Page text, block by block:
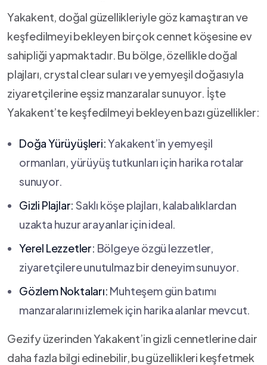
Yakakent, doğal güzellikleriyle göz kamaştıran ve⁢
keşfedilmeyi bekleyen birçok cennet köşesine ev
sahipliği yapmaktadır. Bu bölge, özellikle⁤ doğal
plajları,‍ crystal clear suları ‍ve yemyeşil doğasıyla
ziyaretçilerine eşsiz manzaralar sunuyor. İşte
Yakakent’te keşfedilmeyi bekleyen ‌bazı güzellikler:
Doğa​ Yürüyüşleri:Yakakent’in yemyeşil⁢
ormanları, yürüyüş tutkunları için ​harika rotalar
sunuyor.
Gizli Plajlar: Saklı köşe plajları, ‍kalabalıklardan
uzakta huzur arayanlar için ‍ideal.
Yerel Lezzetler: Bölgeye özgü lezzetler,
ziyaretçilere unutulmaz bir⁢ deneyim ⁢sunuyor.
Gözlem Noktaları: Muhteşem gün batımı
manzaralarını izlemek için harika alanlar mevcut.
Gezify üzerinden Yakakent’in gizli cennetlerine dair
daha fazla bilgi edinebilir, ⁢bu‌ güzellikleri keşfetmek